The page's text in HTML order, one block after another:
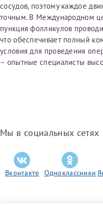
сосудов, поэтому каждое
точным. В Международном
пункция фолликулов
что обеспечивает полный
условия для проведения
– опытные специалисты
Мы в социальных сетях
Вконтакте Одноклассники